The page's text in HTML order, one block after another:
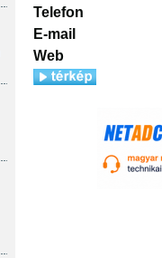
Telefon
E-mail
Web